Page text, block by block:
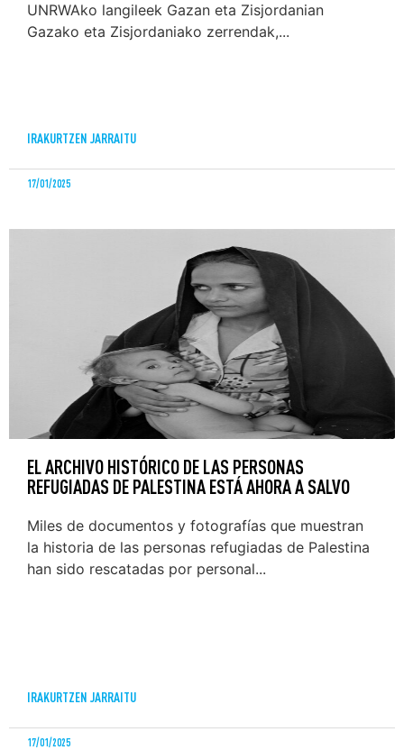
UNRWAko langileek Gazan eta Zisjordanian
Gazako eta Zisjordaniako zerrendak,...
IRAKURTZEN JARRAITU
17/01/2025
EL ARCHIVO HISTÓRICO DE LAS PERSONAS
REFUGIADAS DE PALESTINA ESTÁ AHORA A SALVO
Miles de documentos y fotografías que muestran
la historia de las personas refugiadas de Palestina
han sido rescatadas por personal...
IRAKURTZEN JARRAITU
17/01/2025